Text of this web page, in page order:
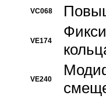
VC068
VE174
VE240